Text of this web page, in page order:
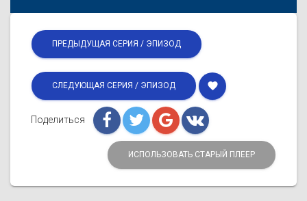
ПРЕДЫДУЩАЯ СЕРИЯ / ЭПИЗОД
СЛЕДУЮЩАЯ СЕРИЯ / ЭПИЗОД favorite
Поделиться
ИСПОЛЬЗОВАТЬ СТАРЫЙ ПЛЕЕР